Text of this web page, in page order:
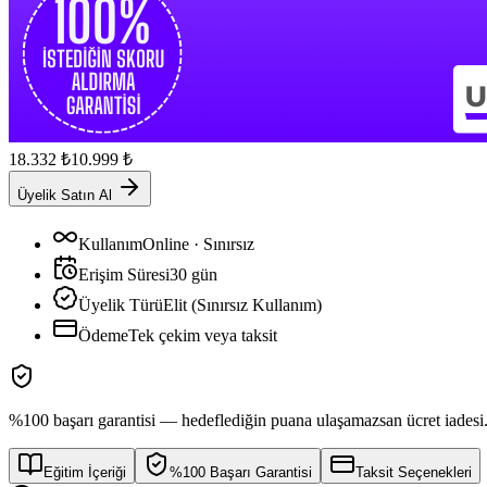
18.332 ₺10.999 ₺
Üyelik Satın Al
KullanımOnline · Sınırsız
Erişim Süresi30 gün
Üyelik TürüElit (Sınırsız Kullanım)
ÖdemeTek çekim veya taksit
%100 başarı garantisi — hedeflediğin puana ulaşamazsan ücret iadesi.
Eğitim İçeriği %100 Başarı Garantisi Taksit Seçenekleri